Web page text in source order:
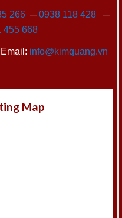
266─0938 118 428─
455 668
info@kimquang.vn
Map